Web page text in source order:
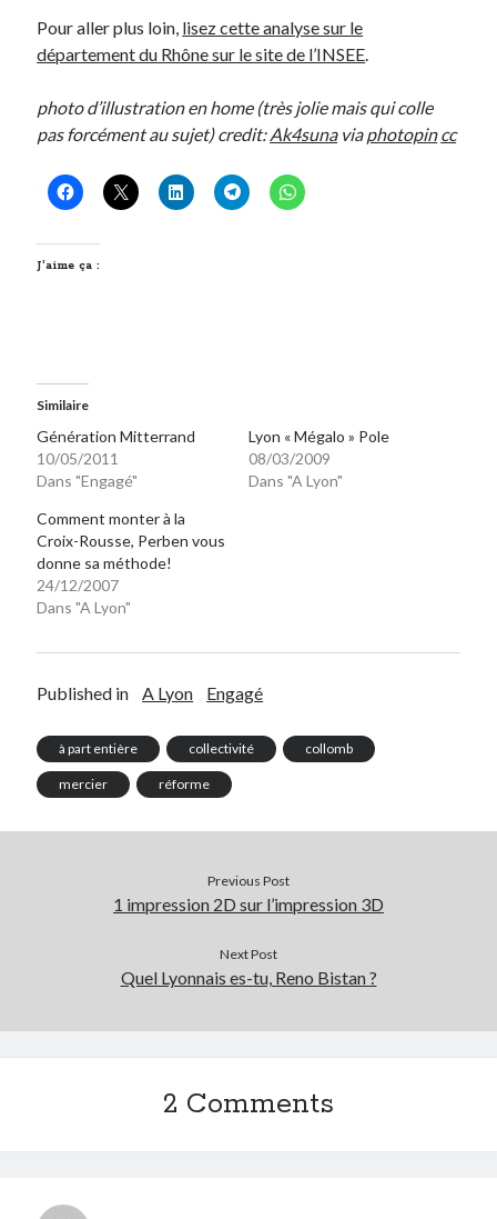
Pour aller plus loin, lisez cette analyse sur le
département du Rhône sur le site de l’INSEE.
photo d’illustration en home (très jolie mais qui colle
pas forcément au sujet) credit:Ak4sunaviaphotopin cc
J’aime ça :
Similaire
Génération Mitterrand
10/05/2011
Dans "Engagé"
Lyon « Mégalo » Pole
08/03/2009
Dans "A Lyon"
Comment monter à la
Croix-Rousse, Perben vous
donne sa méthode!
24/12/2007
Dans "A Lyon"
Published in A Lyon Engagé
à part entière collectivité collomb
mercier réforme
Previous Post
1 impression 2D sur l’impression 3D
Next Post
Quel Lyonnais es-tu, Reno Bistan ?
2 Comments